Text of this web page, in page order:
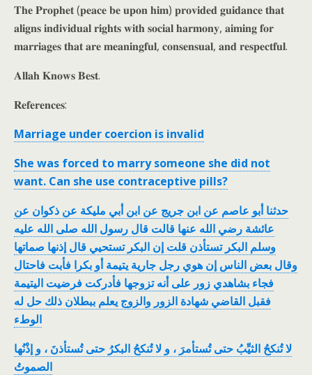
𝐓𝐡𝐞 𝐏𝐫𝐨𝐩𝐡𝐞𝐭 (𝐩𝐞𝐚𝐜𝐞 𝐛𝐞 𝐮𝐩𝐨𝐧 𝐡𝐢𝐦) 𝐩𝐫𝐨𝐯𝐢𝐝𝐞𝐝 𝐠𝐮𝐢𝐝𝐚𝐧𝐜𝐞 𝐭𝐡𝐚𝐭
𝐚𝐥𝐢𝐠𝐧𝐬 𝐢𝐧𝐝𝐢𝐯𝐢𝐝𝐮𝐚𝐥 𝐫𝐢𝐠𝐡𝐭𝐬 𝐰𝐢𝐭𝐡 𝐬𝐨𝐜𝐢𝐚𝐥 𝐡𝐚𝐫𝐦𝐨𝐧𝐲, 𝐚𝐢𝐦𝐢𝐧𝐠 𝐟𝐨𝐫
𝐦𝐚𝐫𝐫𝐢𝐚𝐠𝐞𝐬 𝐭𝐡𝐚𝐭 𝐚𝐫𝐞 𝐦𝐞𝐚𝐧𝐢𝐧𝐠𝐟𝐮𝐥, 𝐜𝐨𝐧𝐬𝐞𝐧𝐬𝐮𝐚𝐥, 𝐚𝐧𝐝 𝐫𝐞𝐬𝐩𝐞𝐜𝐭𝐟𝐮𝐥.
𝐀𝐥𝐥𝐚𝐡 𝐊𝐧𝐨𝐰𝐬 𝐁𝐞𝐬𝐭.
𝐑𝐞𝐟𝐞𝐫𝐞𝐧𝐜𝐞𝐬:
Marriage under coercion is invalid
She was forced to marry someone she did not
want. Can she use contraceptive pills?
حدثنا أبو عاصم عن ابن جريج عن ابن أبي مليكة عن ذكوان عن
عائشة رضي الله عنها قالت قال رسول الله صلى الله عليه
وسلم البكر تستأذن قلت إن البكر تستحيي قال إذنها صماتها
وقال بعض الناس إن هوي رجل جارية يتيمة أو بكرا فأبت فاحتال
فجاء بشاهدي زور على أنه تزوجها فأدركت فرضيت اليتيمة
فقبل القاضي شهادة الزور والزوج يعلم ببطلان ذلك حل له
الوطء
لا تُنكحُ الثيِّبُ حتى تُستأمرَ ، و لا تُنكحُ البكرُ حتى تُستأذنَ ، و إذْنُها
الصموتُ